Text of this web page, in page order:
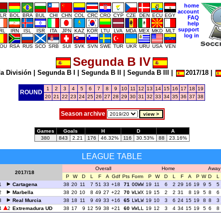
BOL BRA BUL CHI CHN COL CRC CRO CYP CZE DEN ECU EGY
IRN ISL ISR ITA JPN KAZ KOR LTU LVA MDA MEX MKD MLT
RSA RUS SCO SRB SUI SVK SVN SWE TUR UKR URU USA VEN
home
account
FAQ
help
support
log in
Segunda B IV
División Segunda B I Segunda B II Segunda B III 2017/18
ROUND
1 2 3 4 5 6 7 8 9 10 11 12 13 14 15 16 17 18
19
20 21 22 23 24 25 26 27 28 29 30 31 32 33 34 35 36 37 38
Season archive
Games Goals H D
A
380
843 2.21 176 46.32% 116 30.53% 88 23.16%
LEAGUE TABLE
2017/18
Overall Home
Away
P
W D L F A Gdf Pts Form P W D L F A P W D L
Cartagena 38 20 11 7 51 33 +18 71 OOWW 19 11 6 2 29 16 19 9 5 5
Marbella 38 20 10 8 49 27 +22 70 WLWX 19 15 2 2 31 8 19 5 8 6
Real Murcia 38 18 11 9 49 33 +16 65 LWLW 19 10 3 6 24 15 19 8 8 3
2 Extremadura UD 38 17 9 12 59 38 +21 60 WWLL 19 12 3 4 34 15 19 5 6 8